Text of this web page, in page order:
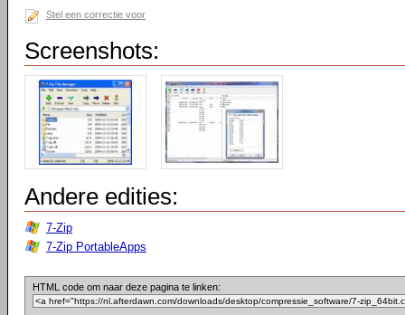
Stel een correctie voor
Screenshots:
Andere edities:
7-Zip
7-Zip PortableApps
HTML code om naar deze pagina te linken: